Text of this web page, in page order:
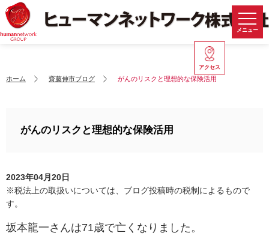
メニュー
アクセス
ホーム 齋藤伸市ブログ がんのリスクと理想的な保険活用
がんのリスクと理想的な保険活用
2023年04月20日
※税法上の取扱いについては、ブログ投稿時の税制によるもので
す。
坂本龍一さんは71歳で亡くなりました。